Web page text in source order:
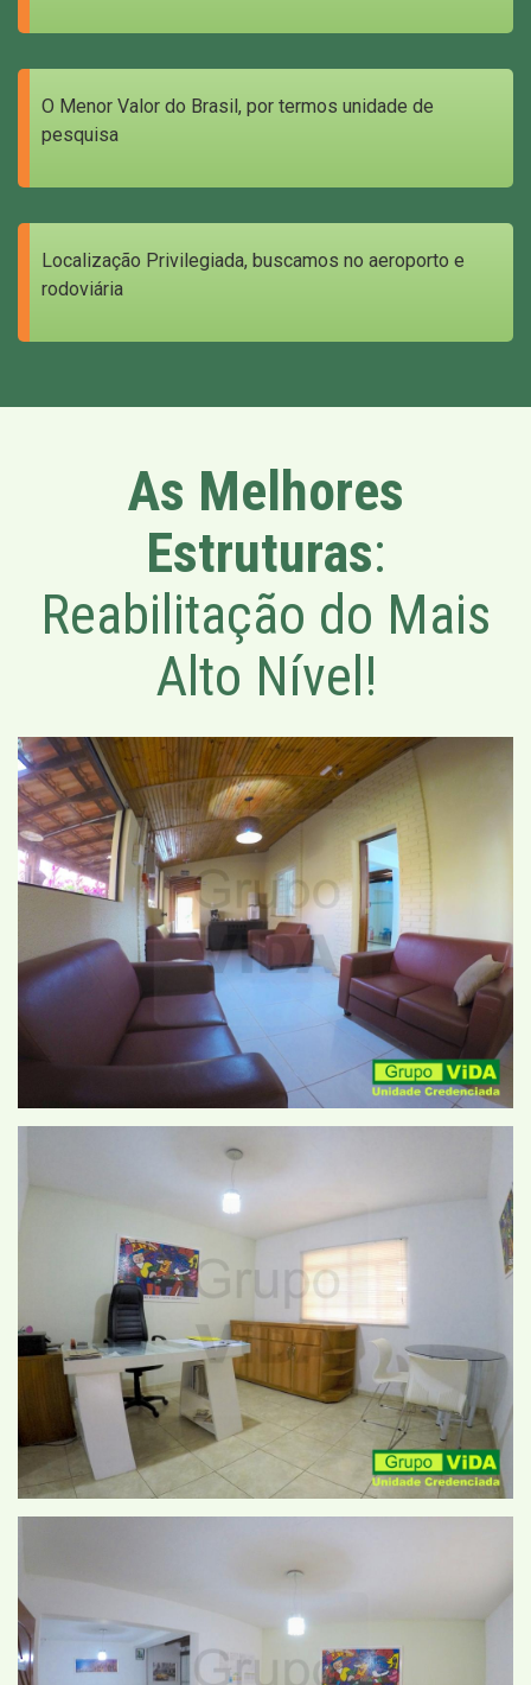
O Menor Valor do Brasil, por termos unidade de
pesquisa
Localização Privilegiada, buscamos no aeroporto e
rodoviária
As Melhores
Estruturas:
Reabilitação do Mais
Alto Nível!